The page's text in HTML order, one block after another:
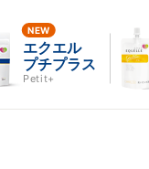
エクエル
プチプラス
Petit+